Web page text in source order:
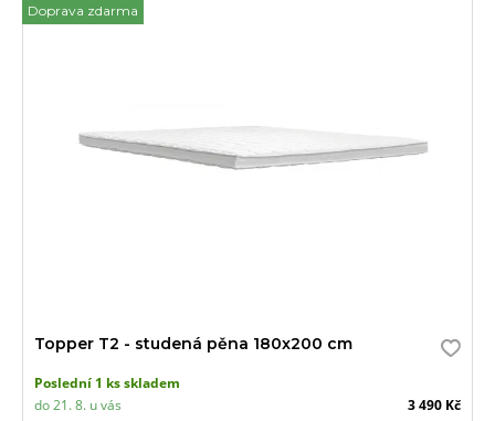
Doprava zdarma
Topper T2 - studená pěna 180x200 cm
Poslední 1 ks skladem
do 21. 8. u vás
3 490 Kč